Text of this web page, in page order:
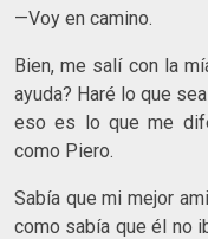
—Voy en camino.
Bien, me salí con la
ayuda? Haré lo que
eso es lo que me
como Piero.
Sabía que mi mejor
como sabía que él no